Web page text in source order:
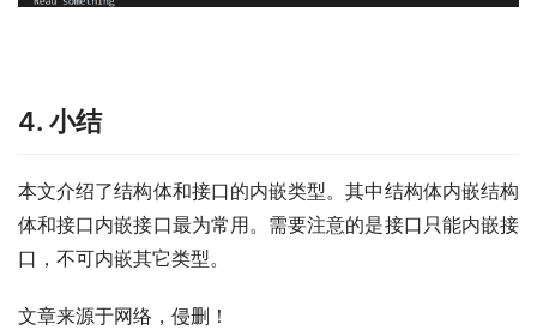
4. 小结
本文介绍了结构体和接口的内嵌类型。其中结构体内嵌结构
体和接口内嵌接口最为常用。需要注意的是接口只能内嵌接
口，不可内嵌其它类型。
文章来源于网络，侵删！